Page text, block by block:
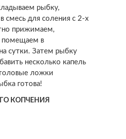
рыбку,
смесь для соления с 2-х
прижимаем,
помещаем в
сутки. Затем рыбку
несколько капель
ложки
готова!
КОПЧЕНИЯ